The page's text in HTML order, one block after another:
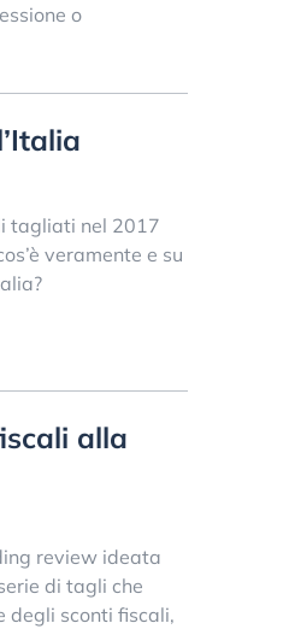
o
tagliati nel 2017
veramente e su
alla
review ideata
di tagli che
degli sconti fiscali,